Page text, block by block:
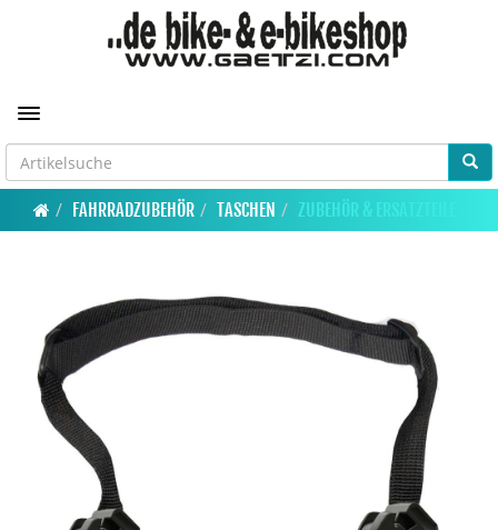
Toggle navigation
FAHRRADZUBEHÖR TASCHEN ZUBEHÖR & ERSATZTEILE